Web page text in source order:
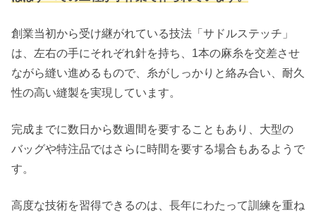
創業当初から受け継がれている技法「サドルステッチ」
は、左右の手にそれぞれ針を持ち、1本の麻糸を交差させ
ながら縫い進めるもので、糸がしっかりと絡み合い、耐久
性の高い縫製を実現しています。
完成までに数日から数週間を要することもあり、大型の
バッグや特注品ではさらに時間を要する場合もあるようで
す。
高度な技術を習得できるのは、長年にわたって訓練を重ね